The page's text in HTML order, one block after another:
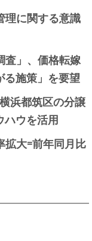
理に関する意識
査」、価格転嫁
る施策」を要望
浜都筑区の分譲
ハウを活用
大=前年同月比